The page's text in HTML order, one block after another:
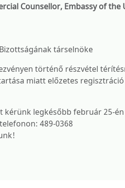
Counsellor, Embassy of the
társelnöke
történő részvétel
miatt előzetes
kérünk legkésőbb február 25-
489-0368